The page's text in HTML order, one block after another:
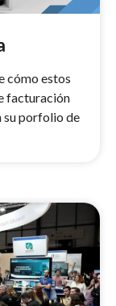
cómo estos
facturación
su porfolio de